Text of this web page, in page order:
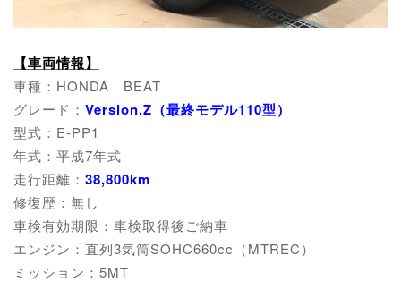
【車両情報】
車種：HONDA BEAT
グレード： Version.Z（最終モデル110型）
型式：E-PP1
年式：平成7年式
走行距離： 38,800km
修復歴：無し
車検有効期限：車検取得後ご納車
エンジン：直列3気筒SOHC660cc（MTREC）
ミッション：5MT